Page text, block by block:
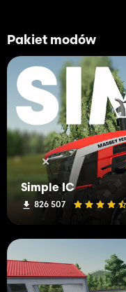
Pakiet modów
Simple IC
826 507